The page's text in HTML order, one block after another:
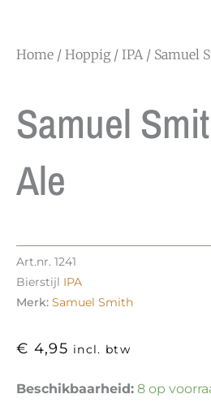
Home / Hoppig/ IPA / Samuel
Samuel
Ale
Art.nr. 1241
Bierstijl IPA
Merk: Samuel Smith
€ 4,95 incl. btw
Beschikbaarheid: 8 op
Samuel